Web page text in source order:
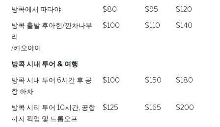
방콕에서 파타야
$80 $95
$120
방콕 출발 후아힌/깐차나부
리
/카오야이
$100 $110 $140
방콕 시내 투어 & 여행
방콕 시내 투어 6시간 후 공
항 하차
$100 $150 $180
방콕 시티 투어 10시간, 공항
까지 픽업 및 드롭오프
$125 $165 $200